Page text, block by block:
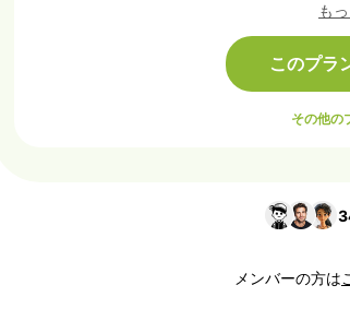
も
このプラ
その他の
メンバーの方は